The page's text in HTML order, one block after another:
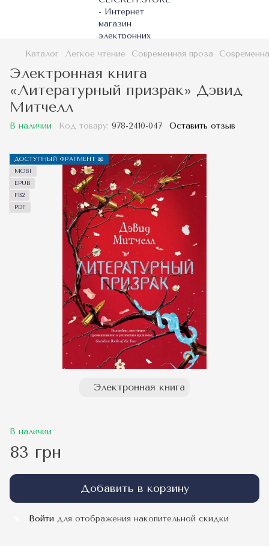
Каталог Легкое чтение Современная проза
Электронная книга
«Литературный призрак» Дэвид
Митчелл
В наличии Код товару: 978-2410-047 Оставить отзыв
ДОСТУПНЫЙ ФРАГМЕНТ 📖
MOBI
EPUB
FB2
PDF
Электронная книга
В наличии
83 грн
Добавить в корзину
Войти для отображения накопительной скидки